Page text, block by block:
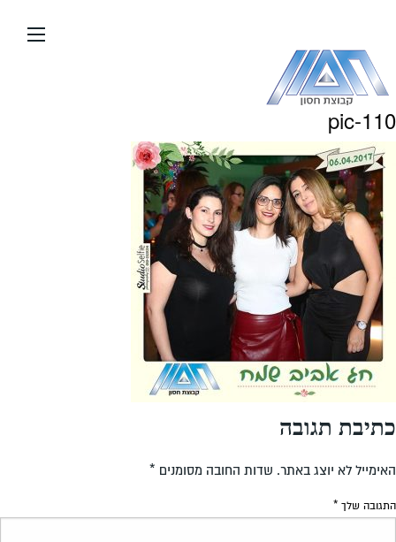
העמוד
pic-110
כתיבת תגובה
האימייל לא יוצג באתר. שדות החובה מסומנים *
התגובה שלך *